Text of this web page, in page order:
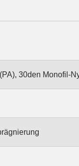
30den Monofil-